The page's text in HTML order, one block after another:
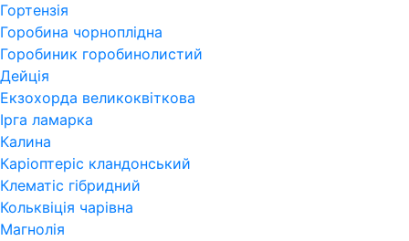
Гортензія
Горобина чорноплідна
Горобиник горобинолистий
Дейція
Екзохорда великоквіткова
Ірга ламарка
Калина
Каріоптеріс кландонський
Клематіс гібридний
Кольквіція чарівна
Магнолія